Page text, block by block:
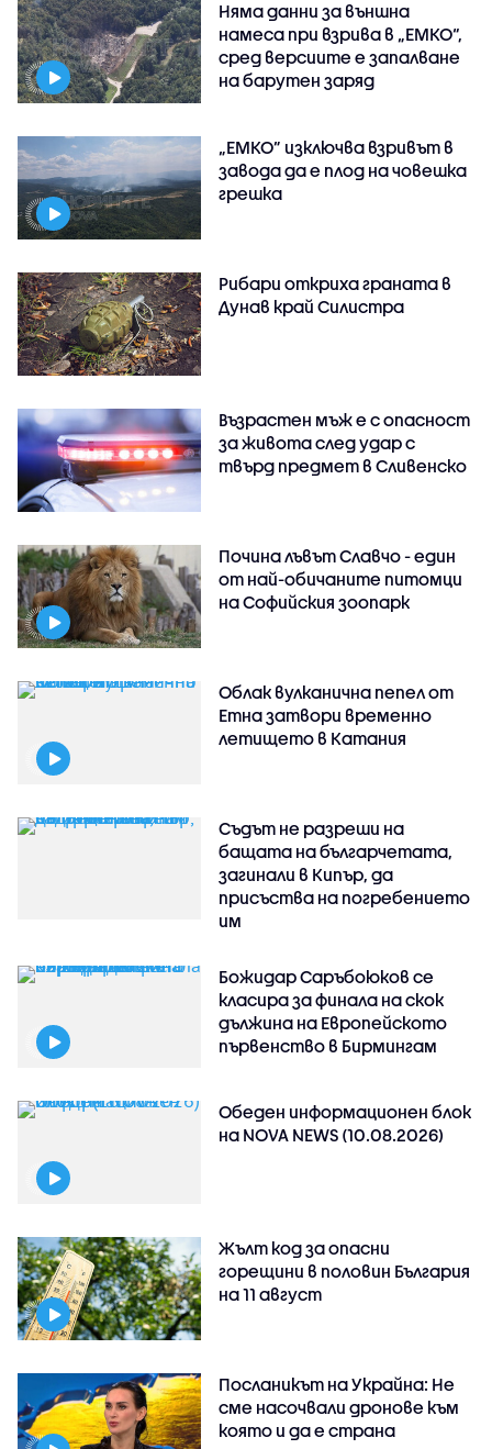
Няма данни за външна
намеса при взрива в „ЕМКО“,
сред версиите е запалване
на барутен заряд
„ЕМКО” изключва взривът в
завода да е плод на човешка
грешка
Рибари откриха граната в
Дунав край Силистра
Възрастен мъж е с опасност
за живота след удар с
твърд предмет в Сливенско
Почина лъвът Славчо - един
от най-обичаните питомци
на Софийския зоопарк
Облак вулканична пепел от
Етна затвори временно
летището в Катания
Съдът не разреши на
бащата на българчетата,
загинали в Кипър, да
присъства на погребението
им
Божидар Саръбоюков се
класира за финала на скок
дължина на Европейското
първенство в Бирмингам
Обеден информационен блок
на NOVA NEWS (10.08.2026)
Жълт код за опасни
горещини в половин България
на 11 август
Посланикът на Украйна: Не
сме насочвали дронове към
която и да е страна